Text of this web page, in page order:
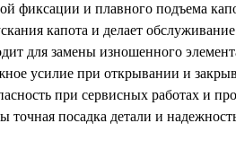
фиксации и плавного подъема
капота и делает
для замены изношенного
усилие при открывании и
при сервисных работах и
посадка детали и